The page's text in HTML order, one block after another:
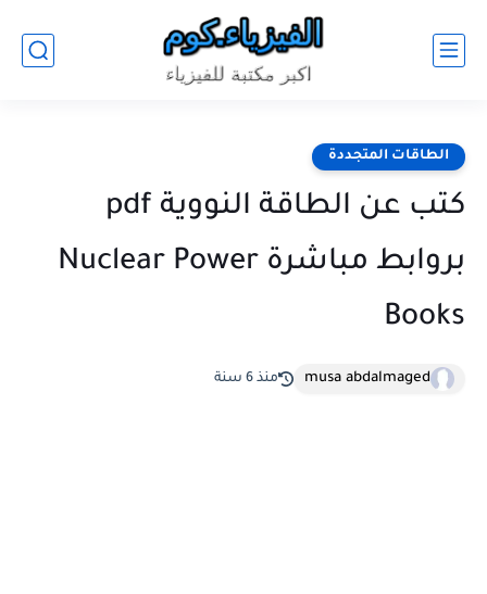
الطاقات المتجددة
كتب عن الطاقة النووية pdf
بروابط مباشرة Nuclear Power
Books
musa abdalmaged منذ 6 سنة